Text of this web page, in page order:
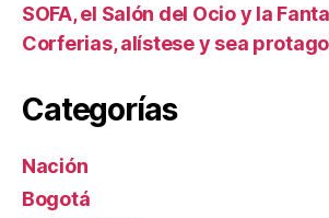
SOFA, el Salón del Ocio y la
Corferias, alístese y sea
Categorías
Nación
Bogotá